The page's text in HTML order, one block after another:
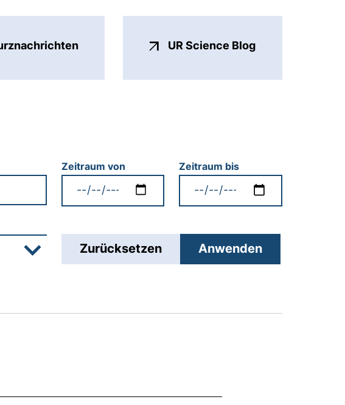
UR Science Blog(externer Link,
Zeitraum
Zeitraum von Zeitraum bis
Zurücksetzen Anwenden